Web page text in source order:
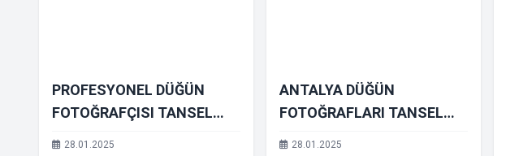
PROFESYONEL DÜĞÜN
FOTOĞRAFÇISI TANSEL
YAPAR PHOTOGRAPHY
28.01.2025
ANTALYA DÜĞÜN
FOTOĞRAFLARI TANSEL
YAPAR PHOTOGRAPHY
28.01.2025